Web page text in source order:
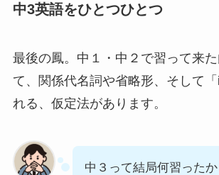
中3英語をひとつひとつ
最後の鳳。中１・中２で習って来
て、関係代名詞や省略形、そして
れる、仮定法があります。
中３って結局何習ったか